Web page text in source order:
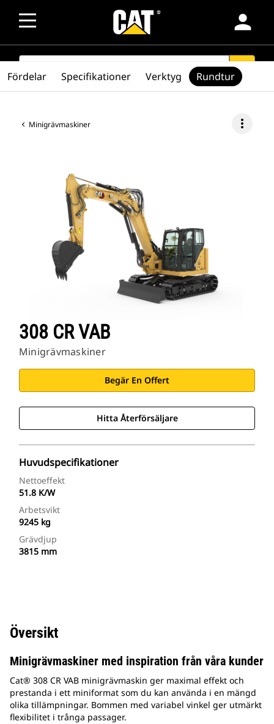
person
SEARCH search
Minigrävmaskiner more_vert
308 CR VAB
Minigrävmaskiner
Begär En Offert
Hitta Återförsäljare
Huvudspecifikationer
Nettoeffekt
51.8 K/W
Arbetsvikt
9245 kg
Grävdjup
3815 mm
Fördelar Specifikationer Verktyg Rundtur
Översikt
Minigrävmaskiner med inspiration från våra kunder
Cat® 308 CR VAB minigrävmaskin ger maximal effekt och
prestanda i ett miniformat som du kan använda i en mängd
olika tillämpningar. Bommen med variabel vinkel ger utmärkt
flexibilitet i trånga passager.